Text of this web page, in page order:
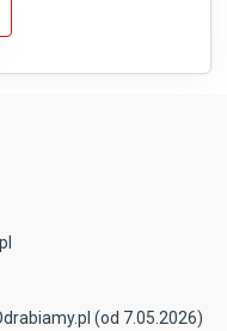
(od 7.05.2026)